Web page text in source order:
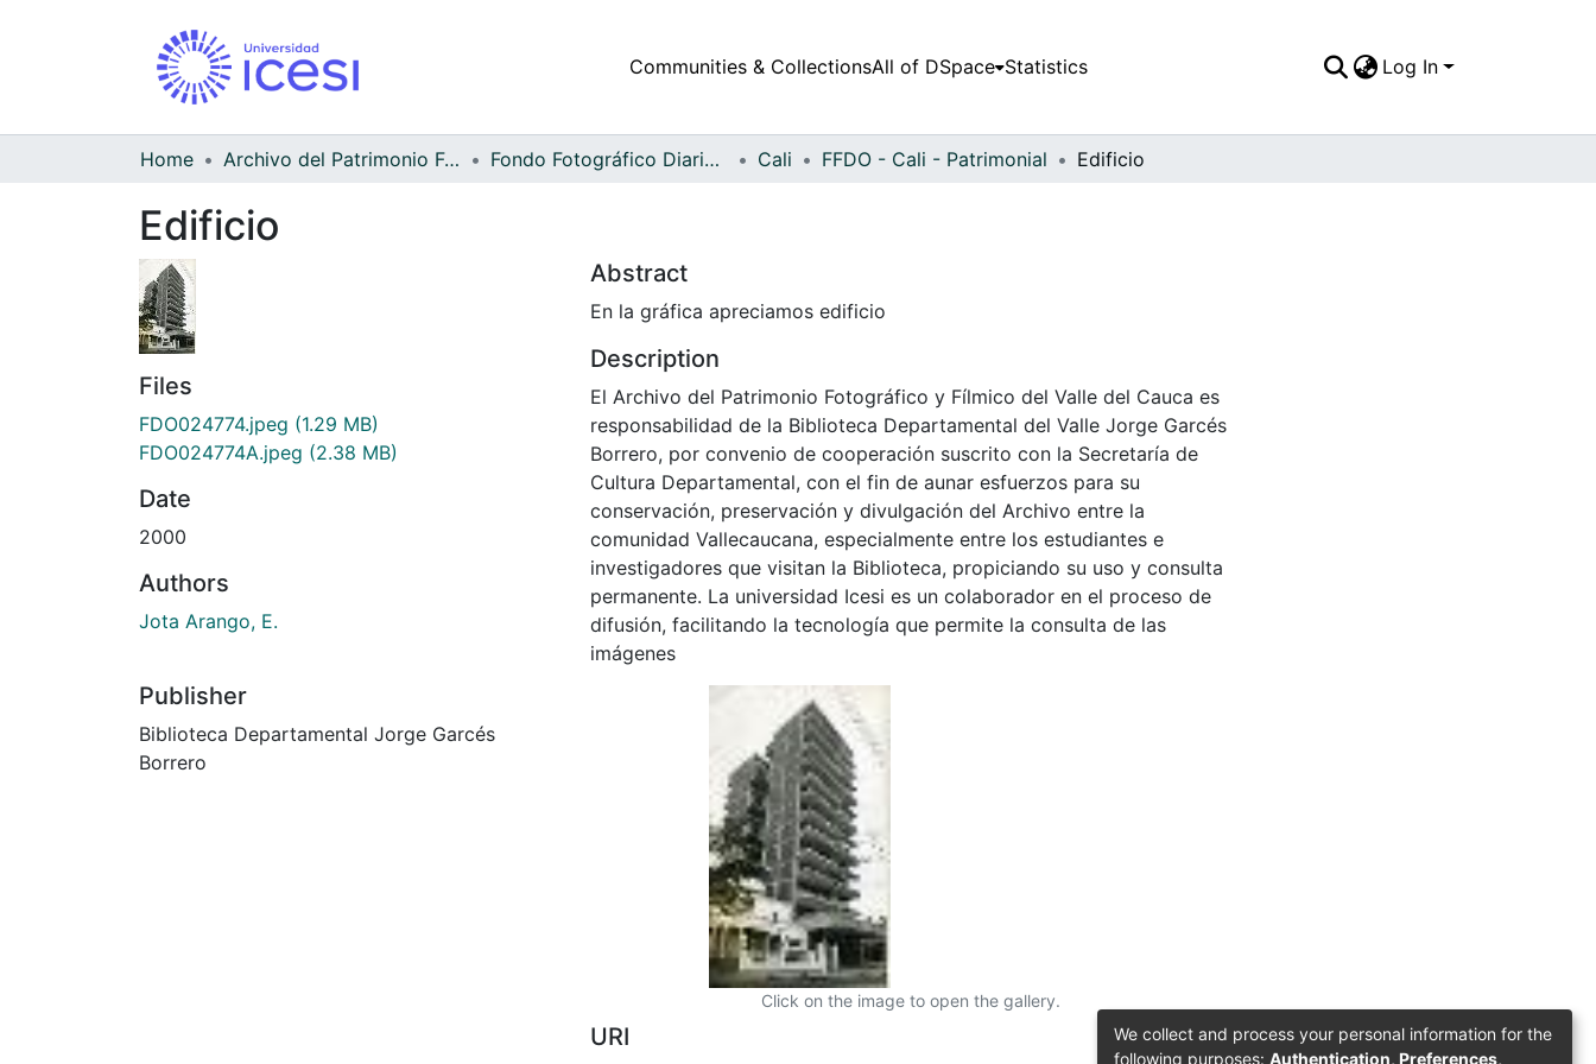
Communities & CollectionsAll of DSpace Statistics Log In
Home Archivo del Patrimonio Fotográfico y Fílmico del Valle del Cauca Fondo Fotográfico Diario Occidente Cali FFDO - Cali - Patrimonial Edificio
Edificio
Files
FDO024774.jpeg (1.29 MB)
FDO024774A.jpeg (2.38 MB)
Date
2000
Authors
Jota Arango, E.
Publisher
Biblioteca Departamental Jorge Garcés
Borrero
Abstract
En la gráfica apreciamos edificio
Description
El Archivo del Patrimonio Fotográfico y Fílmico del Valle del Cauca es
responsabilidad de la Biblioteca Departamental del Valle Jorge Garcés
Borrero, por convenio de cooperación suscrito con la Secretaría de
Cultura Departamental, con el fin de aunar esfuerzos para su
conservación, preservación y divulgación del Archivo entre la
comunidad Vallecaucana, especialmente entre los estudiantes e
investigadores que visitan la Biblioteca, propiciando su uso y consulta
permanente. La universidad Icesi es un colaborador en el proceso de
difusión, facilitando la tecnología que permite la consulta de las
imágenes
Click on the image to open the gallery.
URI
We collect and process your personal information for the
following purposes: Authentication, Preferences,